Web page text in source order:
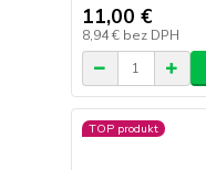
11,00 €
8,94 € bez DPH
TOP produkt